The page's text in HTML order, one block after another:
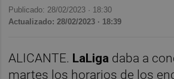
Publicado: 28/02/2023 · 18:30
Actualizado: 28/02/2023 · 18:39
ALICANTE. LaLiga daba a
martes los horarios de los